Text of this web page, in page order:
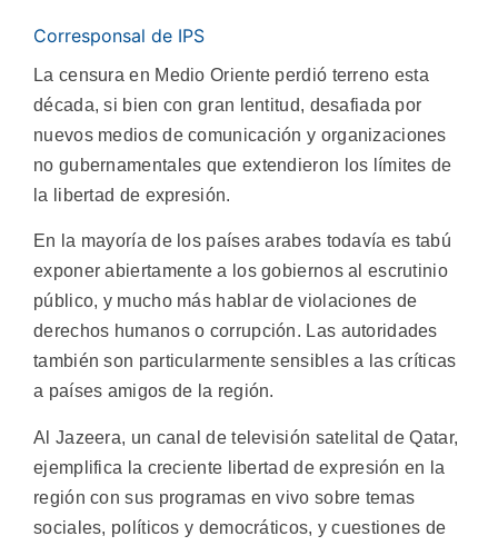
Corresponsal de IPS
La censura en Medio Oriente perdió terreno esta
década, si bien con gran lentitud, desafiada por
nuevos medios de comunicación y organizaciones
no gubernamentales que extendieron los límites de
la libertad de expresión.
En la mayoría de los países arabes todavía es tabú
exponer abiertamente a los gobiernos al escrutinio
público, y mucho más hablar de violaciones de
derechos humanos o corrupción. Las autoridades
también son particularmente sensibles a las críticas
a países amigos de la región.
Al Jazeera, un canal de televisión satelital de Qatar,
ejemplifica la creciente libertad de expresión en la
región con sus programas en vivo sobre temas
sociales, políticos y democráticos, y cuestiones de